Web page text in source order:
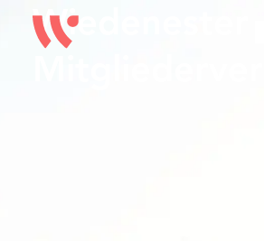
Wiedenester